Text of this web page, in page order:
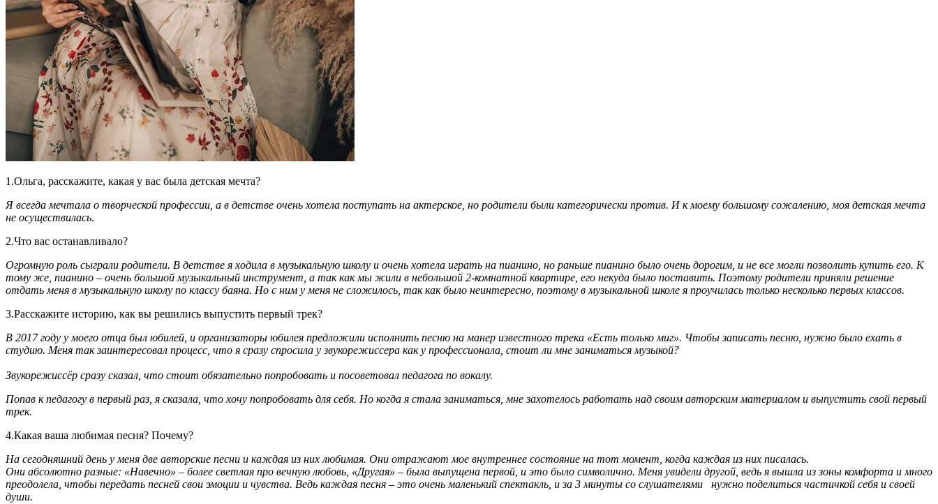
1.Ольга, расскажите, какая у вас была детская мечта?
Я всегда мечтала о творческой профессии, а в детстве очень хотела поступать на актерское, но родители были категорически против. И к моему большому сожалению, моя детская мечта
не осуществилась.
2.Что вас останавливало?
Огромную роль сыграли родители. В детстве я ходила в музыкальную школу и очень хотела играть на пианино, но раньше пианино было очень дорогим, и не все могли позволить купить его. К
тому же, пианино – очень большой музыкальный инструмент, а так как мы жили в небольшой 2-комнатной квартире, его некуда было поставить. Поэтому родители приняли решение
отдать меня в музыкальную школу по классу баяна. Но с ним у меня не сложилось, так как было неинтересно, поэтому в музыкальной школе я проучилась только несколько первых классов.
3.Расскажите историю, как вы решились выпустить первый трек?
В 2017 году у моего отца был юбилей, и организаторы юбилея предложили исполнить песню на манер известного трека «Есть только миг». Чтобы записать песню, нужно было ехать в
студию. Меня так заинтересовал процесс, что я сразу спросила у звукорежиссера как у профессионала, стоит ли мне заниматься музыкой?
Звукорежиссёр сразу сказал, что стоит обязательно попробовать и посоветовал педагога по вокалу.
Попав к педагогу в первый раз, я сказала, что хочу попробовать для себя. Но когда я стала заниматься, мне захотелось работать над своим авторским материалом и выпустить свой первый
трек.
4.Какая ваша любимая песня? Почему?
На сегодняшний день у меня две авторские песни и каждая из них любимая. Они отражают мое внутреннее состояние на тот момент, когда каждая из них писалась.
Они абсолютно разные: «Навечно» – более светлая про вечную любовь, «Другая» – была выпущена первой, и это было символично. Меня увидели другой, ведь я вышла из зоны комфорта и много
преодолела, чтобы передать песней свои эмоции и чувства. Ведь каждая песня – это очень маленький спектакль, и за 3 минуты со слушателями нужно поделиться частичкой себя и своей
души.